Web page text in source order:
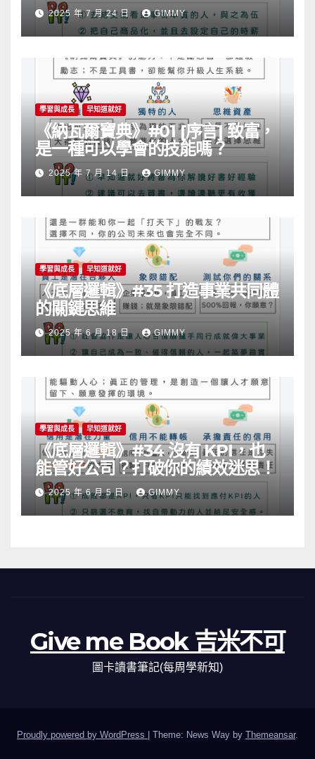
2025 年 7 月 24 日 GIMMY
學習與成長 早知道就好
《納瓦爾寶典》#01 [序言] 致富，
是一種可以學會的技能嗎？
2025 年 7 月 14 日 GIMMY
學習與成長 早知道就好
《底層邏輯》#35 打造事業共同體
的關鍵思維
2025 年 6 月 18 日 GIMMY
學習與成長 早知道就好
《底層邏輯》#34 沒有 KPI，也
能管好公司？打破你的績效迷思！
2025 年 6 月 5 日 GIMMY
Give me Book 吉米不可
圖卡讀書筆記(每周學新知)
Proudly powered by WordPress | Theme: News Way by Themeansar.